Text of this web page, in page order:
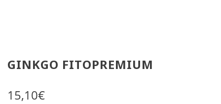
GINKGO FITOPREMIUM
15,10€